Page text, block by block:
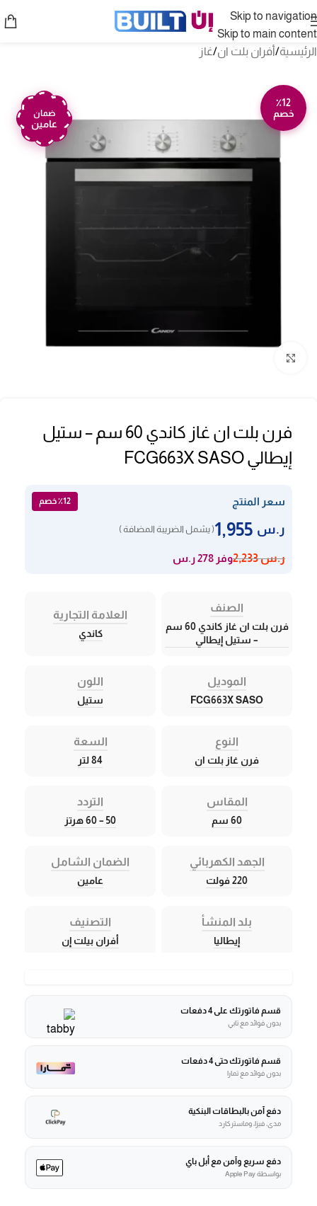
Skip to navigation
Skip to main content
الرئيسية/أفران بلت ان/غاز
٪12
خصم
ضمان
عامين
فرن بلت ان غاز كاندي 60 سم – ستيل
إيطالي FCG663X SASO
سعر المنتج ٪12 خصم
ر.س ( يشمل الضريبة المضافة )
ر.س2,233 وفر 278 ر.س
الصنف
فرن بلت ان غاز كاندي 60 سم
– ستيل إيطالي
العلامة التجارية
كاندي
الموديل
FCG663X SASO
اللون
ستيل
النوع
فرن غاز بلت ان
السعة
84 لتر
المقاس
60 سم
التردد
50 – 60 هرتز
الجهد الكهربائي
220 فولت
الضمان الشامل
عامين
بلد المنشأ
إيطاليا
التصنيف
أفران بيلت إن
قسم فاتورتك على 4 دفعات
بدون فوائد مع تابي
قسم فاتورتك حتى 4 دفعات
بدون فوائد مع تمارا
دفع آمن بالبطاقات البنكية
مدى، فيزا، وماستركارد
دفع سريع وآمن مع أبل باي
بواسطة Apple Pay